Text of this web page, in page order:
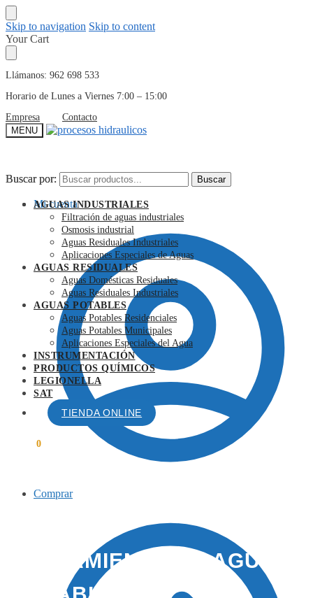
Skip to navigation Skip to content
Your Cart
Llámanos: 962 698 533
Horario de Lunes a Viernes 7:00 – 15:00
Empresa
Contacto
MENU
Buscar por: Buscar
Mi cuenta
Comprar
Buscar por: Buscar
AGUAS INDUSTRIALES
Filtración de aguas industriales
Osmosis industrial
Aguas Residuales Industriales
Aplicaciones Especiales de Aguas
AGUAS RESIDUALES
Aguas Domésticas Residuales
Aguas Residuales Industriales
AGUAS POTABLES
Aguas Potables Residenciales
Aguas Potables Municipales
Aplicaciones Especiales del Agua
INSTRUMENTACIÓN
PRODUCTOS QUÍMICOS
LEGIONELLA
SAT
TIENDA ONLINE
0
TRATAMIENTO DE AGUAS